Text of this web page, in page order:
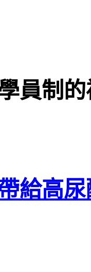
員制
給高